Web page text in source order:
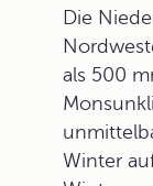
Die
als 500
Winter